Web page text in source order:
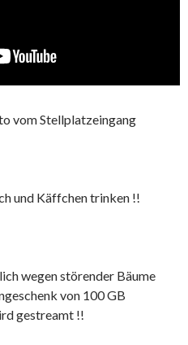
vom Stellplatzeingang
und Käffchen trinken !!
wegen störender Bäume
von 100 GB
gestreamt !!